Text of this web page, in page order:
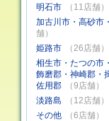
明石市
（11店舗）
加古川市・高砂市
舗）
姫路市
（26店舗）
相生市・たつの市
飾磨郡・神崎郡・
佐用郡
（9店舗）
淡路島
（12店舗）
その他
（6店舗）